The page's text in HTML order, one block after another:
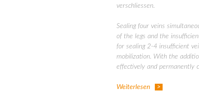
verschliessen.
Sealing four veins
of the legs and the
for sealing 2-4 insufficient
mobilization. With the
effectively and permanently
Weiterlesen